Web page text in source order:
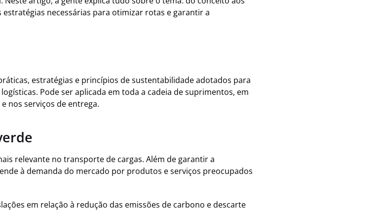
necessárias para otimizar rotas e garantir a
estratégias e princípios de sustentabilidade adotados para
Pode ser aplicada em toda a cadeia de suprimentos, em
nos serviços de entrega.
relevante no transporte de cargas. Além de garantir a
à demanda do mercado por produtos e serviços preocupados
em relação à redução das emissões de carbono e descarte